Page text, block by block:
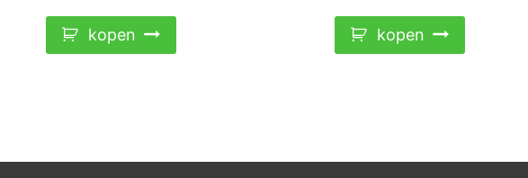
kopen kopen